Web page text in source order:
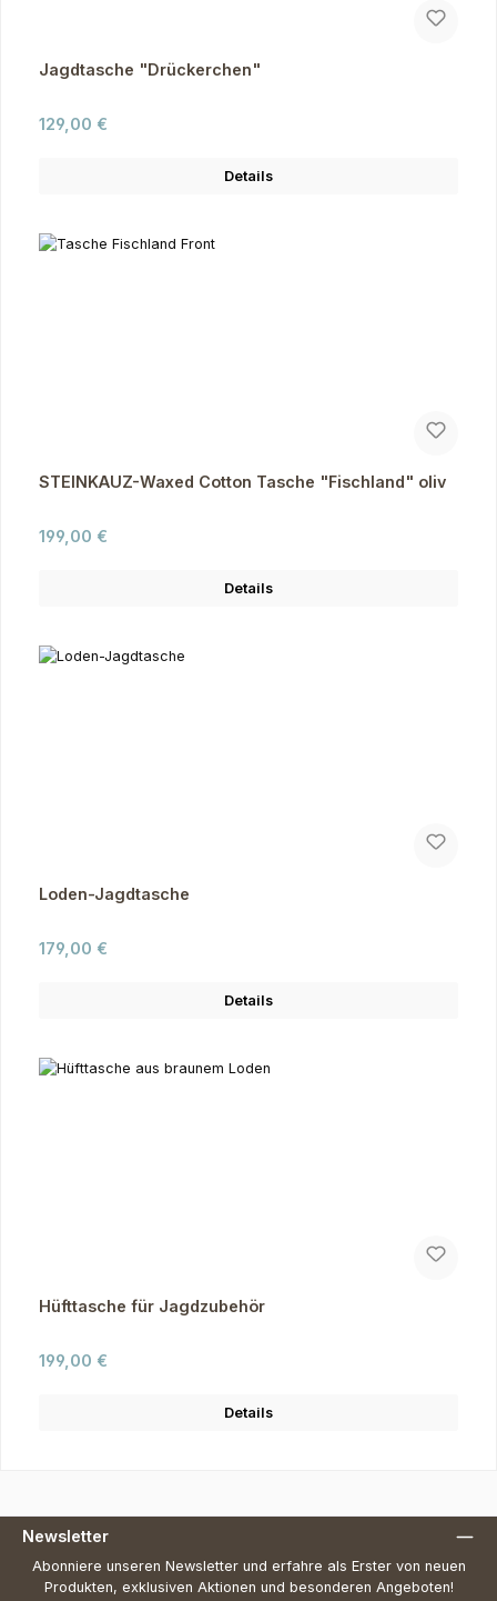
Jagdtasche "Drückerchen"
Regulärer Preis:
129,00 €
Details
STEINKAUZ-Waxed Cotton Tasche "Fischland" oliv
Regulärer Preis:
199,00 €
Details
Loden-Jagdtasche
Regulärer Preis:
179,00 €
Details
Hüfttasche für Jagdzubehör
Regulärer Preis:
199,00 €
Details
Newsletter
Abonniere unseren Newsletter und erfahre als Erster von neuen
Produkten, exklusiven Aktionen und besonderen Angeboten!